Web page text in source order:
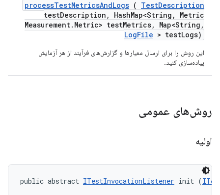
processTestMetricsAndLogs ( TestDescription
testDescription , HashMap<String ,
Metric
Measurement. Metric> testMetrics, Map<String ,
LogFile > testLogs)
این روش را برای ارسال معیارها و گزارش‌های فرآیند از هر آزمایش
پیاده‌سازی کنید.
روش‌های عمومی
اولیه
public abstract ITestInvocationListener init (